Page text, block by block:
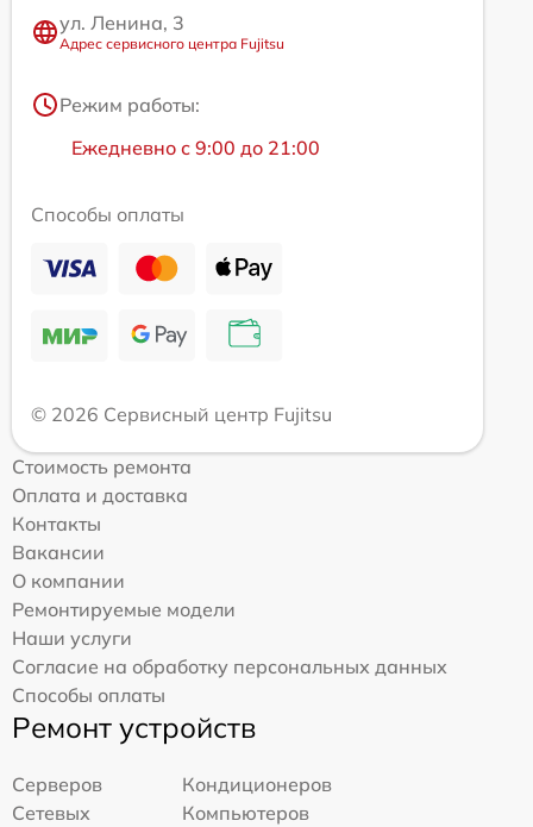
ул. Ленина, 3
Адрес сервисного центра Fujitsu
Режим работы:
Ежедневно с 9:00 до 21:00
Способы оплаты
© 2026 Сервисный центр Fujitsu
Стоимость ремонта
Оплата и доставка
Контакты
Вакансии
О компании
Ремонтируемые модели
Наши услуги
Согласие на обработку персональных данных
Способы оплаты
Ремонт устройств
Серверов
Кондиционеров
Сетевых
Компьютеров